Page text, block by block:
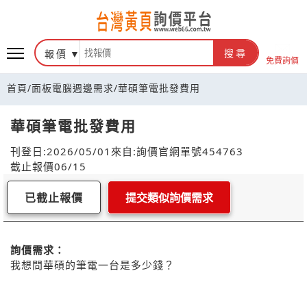
報價 搜尋
免費詢價
首頁/面板電腦週邊需求/華碩筆電批發費用
華碩筆電批發費用
刊登日:2026/05/01 來自:詢價官網單號454763
截止報價06/15
已截止報價 提交類似詢價需求
詢價需求：
我想問華碩的筆電一台是多少錢？